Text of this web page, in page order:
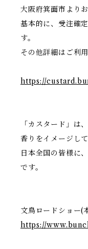
大阪府箕面市より
基本的に、受注確
す。
その他詳細はご利
https://
「カスタード」は
香りをイメージし
日本全国の皆様に
です。
文鳥ロードショー(
https://